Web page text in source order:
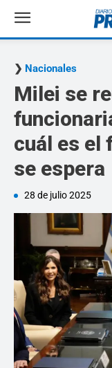
Nacionales
Milei se
cuál es el
se espera
28 de julio 2025